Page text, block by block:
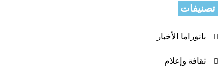
تصنيفات
بانوراما الأخبار
ثقافة وإعلام